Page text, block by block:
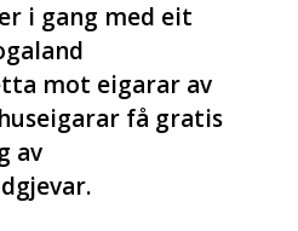
i gang med eit
mot eigarar av
få gratis
av